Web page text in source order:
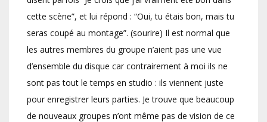
cette scène”, et lui répond : “Oui, tu étais bon, mais tu
seras coupé au montage”. (sourire) Il est normal que
les autres membres du groupe n’aient pas une vue
d’ensemble du disque car contrairement à moi ils ne
sont pas tout le temps en studio : ils viennent juste
pour enregistrer leurs parties. Je trouve que beaucoup
de nouveaux groupes n’ont même pas de vision de ce